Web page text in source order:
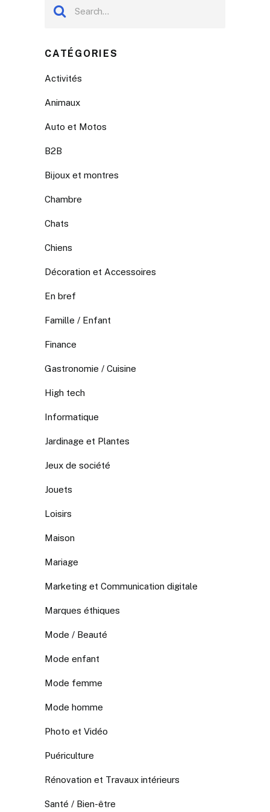
CATÉGORIES
Activités
Animaux
Auto et Motos
B2B
Bijoux et montres
Chambre
Chats
Chiens
Décoration et Accessoires
En bref
Famille / Enfant
Finance
Gastronomie / Cuisine
High tech
Informatique
Jardinage et Plantes
Jeux de société
Jouets
Loisirs
Maison
Mariage
Marketing et Communication digitale
Marques éthiques
Mode / Beauté
Mode enfant
Mode femme
Mode homme
Photo et Vidéo
Puériculture
Rénovation et Travaux intérieurs
Santé / Bien-être